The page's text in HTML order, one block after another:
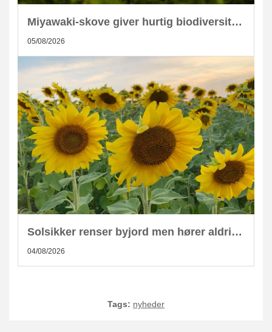
Miyawaki-skove giver hurtig biodiversitet i skandinaviske byer
05/08/2026
Solsikker renser byjord men hører aldrig hjemme i kompost
04/08/2026
Tags: nyheder